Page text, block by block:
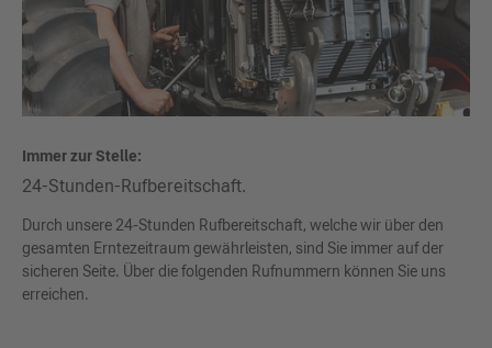
Immer zur Stelle:
24-Stunden-Rufbereitschaft.
Durch unsere 24-Stunden Rufbereitschaft, welche wir über den
gesamten Erntezeitraum gewährleisten, sind Sie immer auf der
sicheren Seite. Über die folgenden Rufnummern können Sie uns
erreichen.